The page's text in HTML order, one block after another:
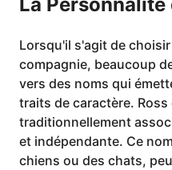
Lorsqu'il s'agit de
compagnie, beaucoup
vers des noms qui
traits de caractère. Ross
traditionnellement
et indépendante. Ce
chiens ou des chats,